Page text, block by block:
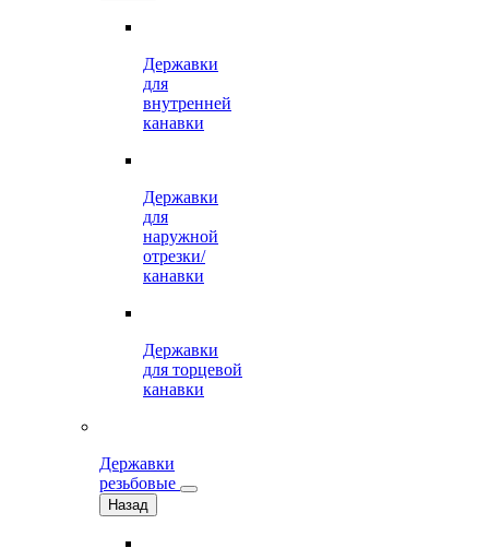
Державки
для
внутренней
канавки
Державки
для
наружной
отрезки/
канавки
Державки
для торцевой
канавки
Державки
резьбовые
Назад